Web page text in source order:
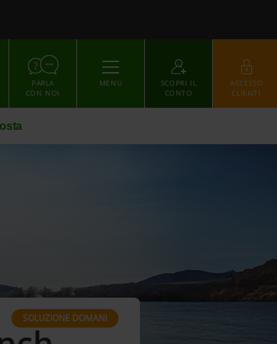
PARLA
CON NOI
MENU
SCOPRI IL
CONTO
ACCESSO
CLIENTI
SOLUZIONE DOMANI